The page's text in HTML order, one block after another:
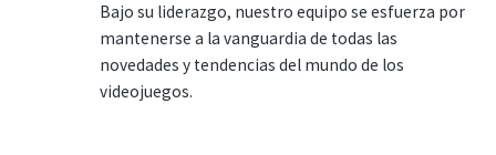
Bajo su liderazgo, nuestro equipo se esfuerza por
mantenerse a la vanguardia de todas las
novedades y tendencias del mundo de los
videojuegos.